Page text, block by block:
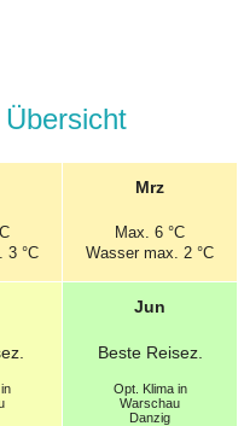
3 °C
Mrz
Max. 6 °C
Wasser max. 2 °C
Jun
Beste Reisez.
Opt. Klima in
Warschau
Danzig